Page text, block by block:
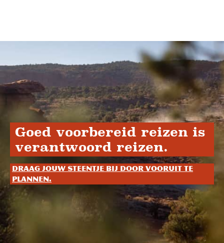
Goed voorbereid reizen is
verantwoord reizen.
Draag jouw steentje bij door vooruit te
plannen.